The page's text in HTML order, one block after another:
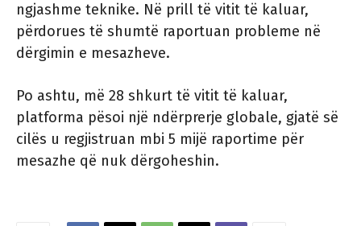
ngjashme teknike. Në prill të vitit të kaluar,
përdorues të shumtë raportuan probleme në
dërgimin e mesazheve.
Po ashtu, më 28 shkurt të vitit të kaluar,
platforma pësoi një ndërprerje globale, gjatë së
cilës u regjistruan mbi 5 mijë raportime për
mesazhe që nuk dërgoheshin.